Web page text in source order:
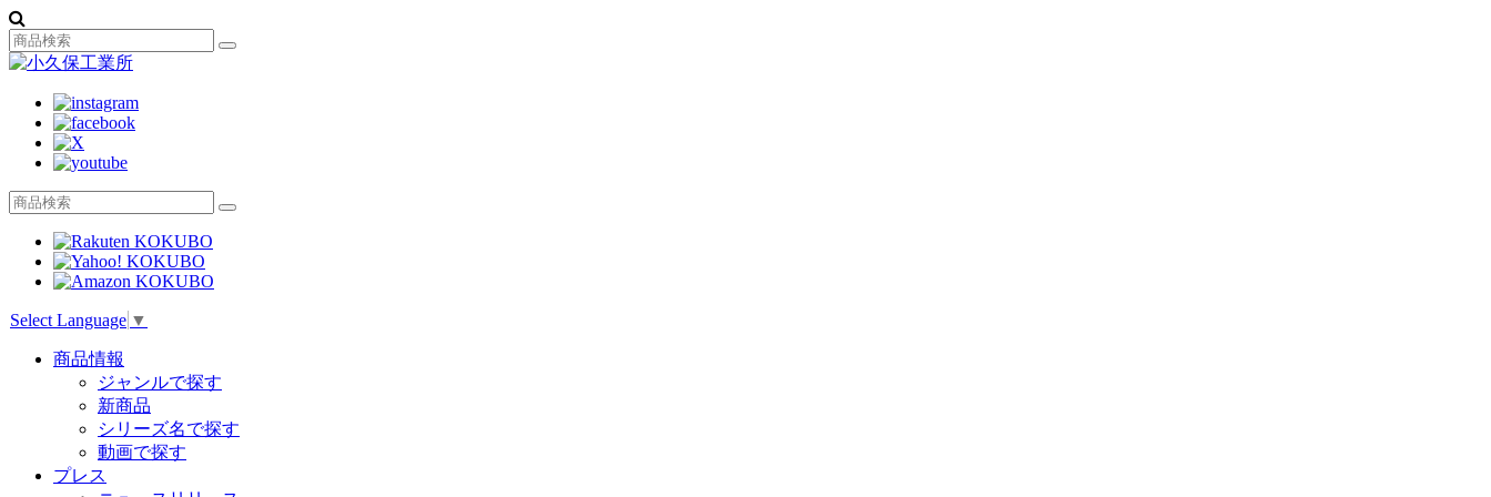
Select Language ▼
商品情報
ジャンルで探す
新商品
シリーズ名で探す
動画で探す
プレス